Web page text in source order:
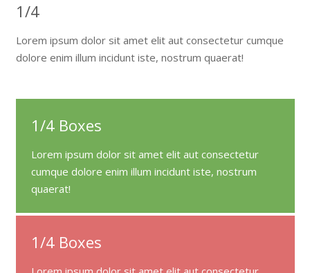
1/4
Lorem ipsum dolor sit amet elit aut consectetur cumque
dolore enim illum incidunt iste, nostrum quaerat!
1/4 Boxes
Lorem ipsum dolor sit amet elit aut consectetur
cumque dolore enim illum incidunt iste, nostrum
quaerat!
1/4 Boxes